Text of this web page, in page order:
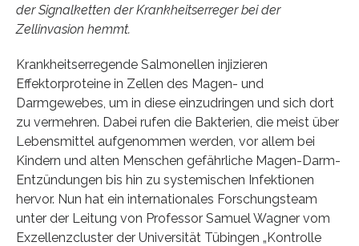
der Signalketten der Krankheitserreger bei der
Zellinvasion hemmt.
Krankheitserregende Salmonellen injizieren
Effektorproteine in Zellen des Magen- und
Darmgewebes, um in diese einzudringen und sich dort
zu vermehren. Dabei rufen die Bakterien, die meist über
Lebensmittel aufgenommen werden, vor allem bei
Kindern und alten Menschen gefährliche Magen-Darm-
Entzündungen bis hin zu systemischen Infektionen
hervor. Nun hat ein internationales Forschungsteam
unter der Leitung von Professor Samuel Wagner vom
Exzellenzcluster der Universität Tübingen „Kontrolle